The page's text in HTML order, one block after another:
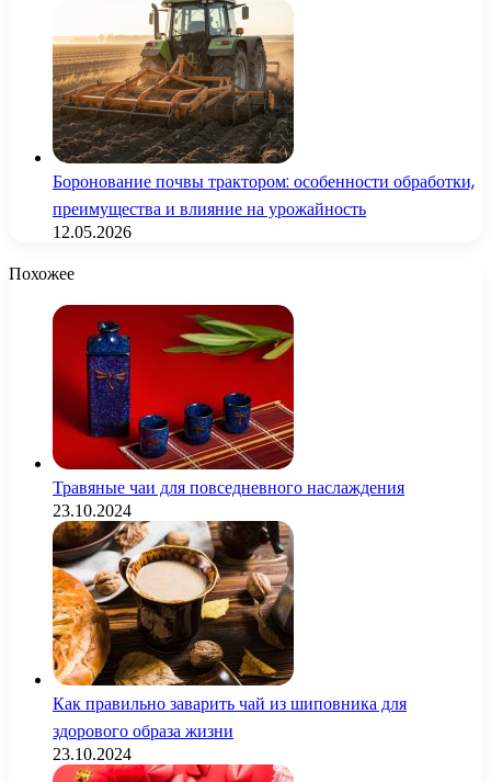
Боронование почвы трактором: особенности обработки,
преимущества и влияние на урожайность
12.05.2026
Похожее
Травяные чаи для повседневного наслаждения
23.10.2024
Как правильно заварить чай из шиповника для
здорового образа жизни
23.10.2024